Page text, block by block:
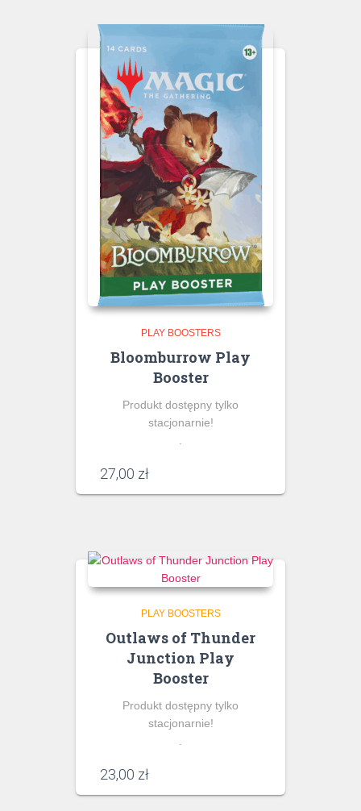
PLAY BOOSTERS
Bloomburrow Play
Booster
Produkt dostępny tylko
stacjonarnie!
27,00 zł
PLAY BOOSTERS
Outlaws of Thunder
Junction Play
Booster
Produkt dostępny tylko
stacjonarnie!
23,00 zł